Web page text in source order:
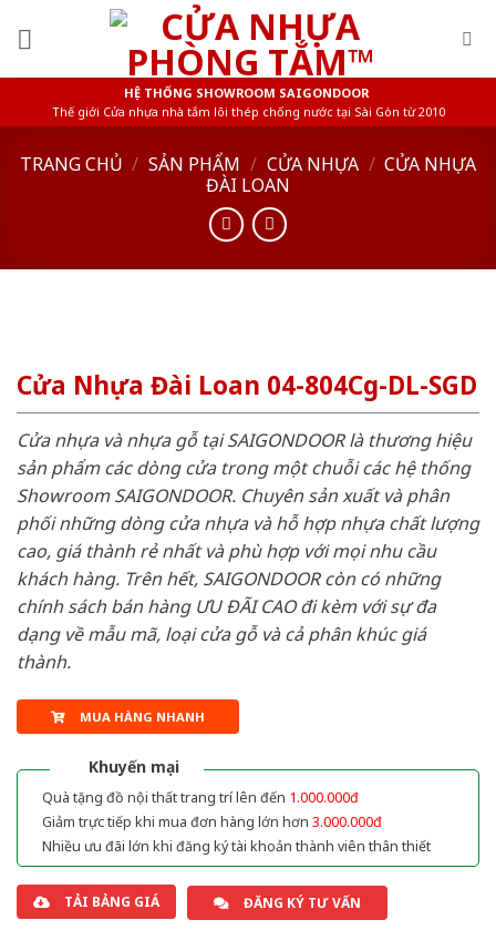
HỆ THỐNG SHOWROOM SAIGONDOOR
Thế giới Cửa nhựa nhà tắm lõi thép chống nước tại Sài Gòn từ 2010
TRANG CHỦ / SẢN PHẨM / CỬA NHỰA / CỬA NHỰA
ĐÀI LOAN
Cửa Nhựa Đài Loan 04-804Cg-DL-SGD
Cửa nhựa và nhựa gỗ tại SAIGONDOOR là thương hiệu
sản phẩm các dòng cửa trong một chuỗi các hệ thống
Showroom SAIGONDOOR. Chuyên sản xuất và phân
phối những dòng cửa nhựa và hỗ hợp nhựa chất lượng
cao, giá thành rẻ nhất và phù hợp với mọi nhu cầu
khách hàng. Trên hết, SAIGONDOOR còn có những
chính sách bán hàng ƯU ĐÃI CAO đi kèm với sự đa
dạng về mẫu mã, loại cửa gỗ và cả phân khúc giá
thành.
MUA HÀNG NHANH
Khuyến mại
Quà tặng đồ nội thất trang trí lên đến 1.000.000đ
Giảm trực tiếp khi mua đơn hàng lớn hơn 3.000.000đ
Nhiều ưu đãi lớn khi đăng ký tài khoản thành viên thân thiết
TẢI BẢNG GIÁ ĐĂNG KÝ TƯ VẤN